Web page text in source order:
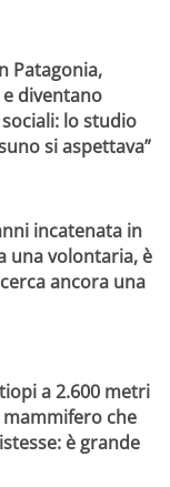
Patagonia,
diventano
lo studio
si aspettava”
incatenata in
una volontaria, è
ancora una
a 2.600 metri
che
è grande